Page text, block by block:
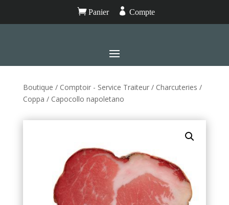
Panier  Compte
Boutique / Comptoir - Service Traiteur/ Charcuteries /
Coppa / Capocollo napoletano